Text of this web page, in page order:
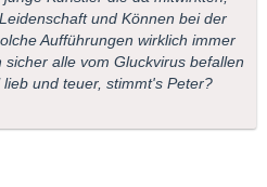
und Können bei der
Aufführungen wirklich immer
alle vom Gluckvirus befallen
und teuer, stimmt's Peter?